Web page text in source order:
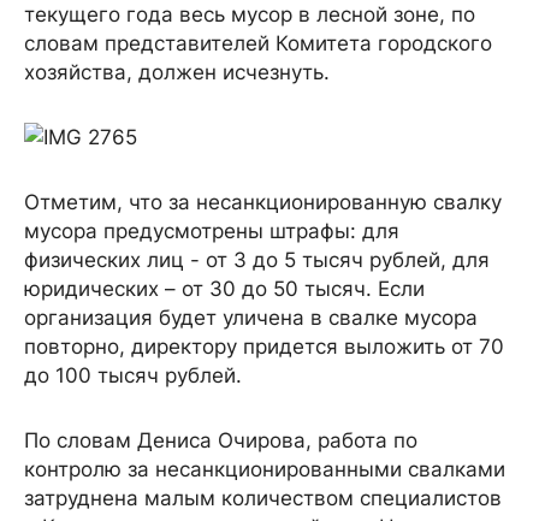
текущего года весь мусор в лесной зоне, по
словам представителей Комитета городского
хозяйства, должен исчезнуть.
Отметим, что за несанкционированную свалку
мусора предусмотрены штрафы: для
физических лиц - от 3 до 5 тысяч рублей, для
юридических – от 30 до 50 тысяч. Если
организация будет уличена в свалке мусора
повторно, директору придется выложить от 70
до 100 тысяч рублей.
По словам Дениса Очирова, работа по
контролю за несанкционированными свалками
затруднена малым количеством специалистов